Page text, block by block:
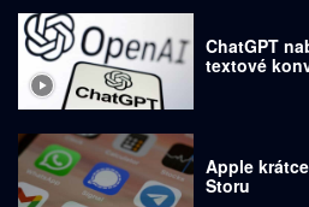
ChatGPT
textové
Apple
Storu